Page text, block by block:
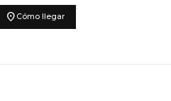
location_on Cómo llegar